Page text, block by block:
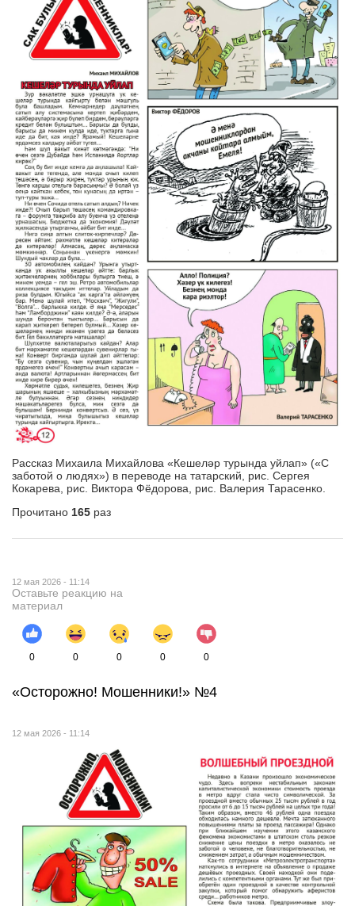
Рассказ Михаила Михайлова «Кешеләр турында уйлап» («С
заботой о людях») в переводе на татарский, рис. Сергея
Кокарева, рис. Виктора Фёдорова, рис. Валерия Тарасенко.
Прочитано 165 раз
12 мая 2026 - 11:14
Оставьте реакцию на
материал
0 0 0 0 0
«Осторожно! Мошенники!» №4
12 мая 2026 - 11:14